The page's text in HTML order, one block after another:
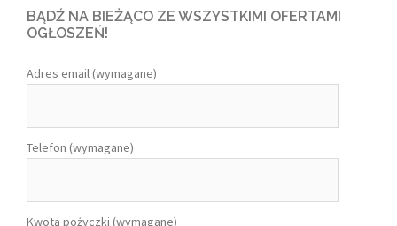
BĄDŹ NA BIEŻĄCO ZE WSZYSTKIMI OFERTAMI
OGŁOSZEŃ!
Adres email (wymagane)
Telefon (wymagane)
Kwota pożyczki (wymagane)